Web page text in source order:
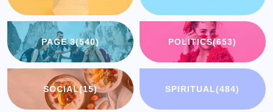
PAGE 3(540) POLITICS(653)
SOCIAL(15) SPIRITUAL(484)